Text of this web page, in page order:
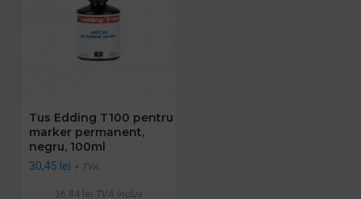
Tus Edding T100 pentru
marker permanent,
negru, 100ml
30,45 lei + TVA
36,84 lei TVA inclus